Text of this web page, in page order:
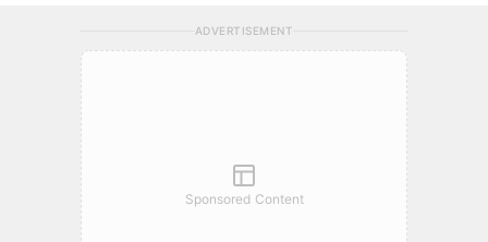
ADVERTISEMENT
Sponsored Content